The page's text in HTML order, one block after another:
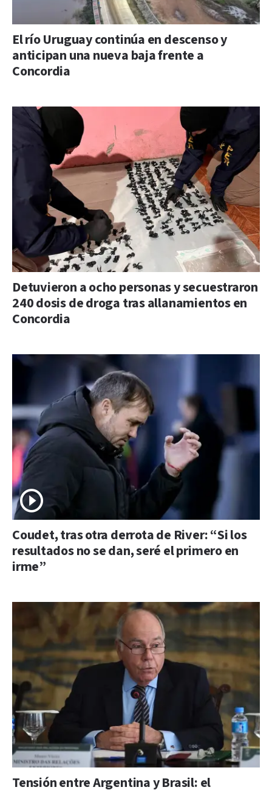
El río Uruguay continúa en descenso y
anticipan una nueva baja frente a
Concordia
Detuvieron a ocho personas y secuestraron
240 dosis de droga tras allanamientos en
Concordia
Coudet, tras otra derrota de River: “Si los
resultados no se dan, seré el primero en
irme”
Tensión entre Argentina y Brasil: el